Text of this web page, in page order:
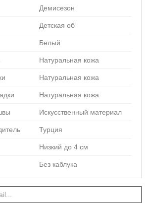
Демисезон
Детская об
Белый
Натуральная кожа
Натуральная кожа
Натуральная кожа
Искусственный материал
Турция
Низкий до 4 см
Без каблука